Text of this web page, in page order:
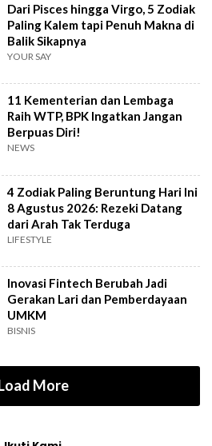
Dari Pisces hingga Virgo, 5 Zodiak
Paling Kalem tapi Penuh Makna di
Balik Sikapnya
YOUR SAY
11 Kementerian dan Lembaga
Raih WTP, BPK Ingatkan Jangan
Berpuas Diri!
NEWS
4 Zodiak Paling Beruntung Hari Ini
8 Agustus 2026: Rezeki Datang
dari Arah Tak Terduga
LIFESTYLE
Inovasi Fintech Berubah Jadi
Gerakan Lari dan Pemberdayaan
UMKM
BISNIS
More